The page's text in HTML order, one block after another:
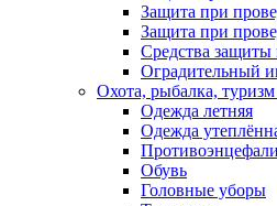
Защита при
Защита при
Средства защиты
Оградительный
Охота, рыбалка, туризм
Одежда летняя
Одежда
Обувь
Головные уборы